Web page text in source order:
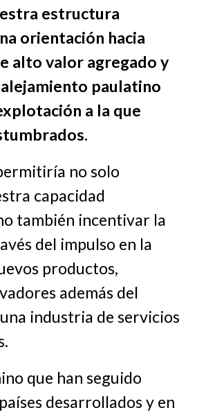
estructura
orientación hacia
alto valor agregado y
paulatino
a la que
no solo
capacidad
también incentivar la
del impulso en la
productos,
además del
industria de servicios
que han seguido
desarrollados y en